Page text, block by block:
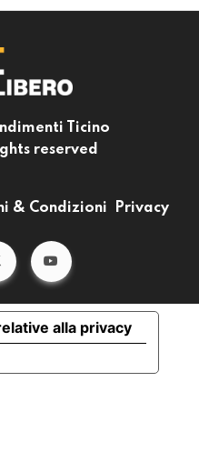
Ticino
reserved
& Condizioni Privacy
alla privacy